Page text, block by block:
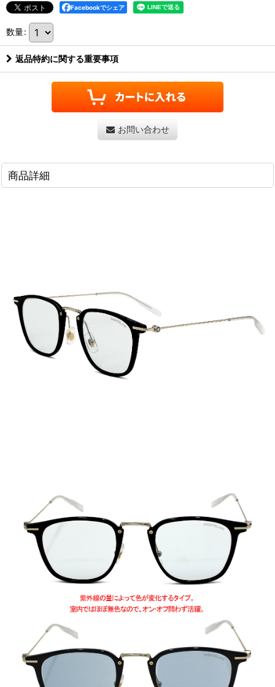
Facebookでシェア
数量:
返品特約に関する重要事項
お問い合わせ
商品詳細